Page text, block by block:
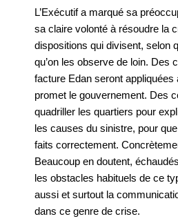
L’Exécutif a marqué sa
sa claire volonté à résoudre la
dispositions qui divisent, selon
qu’on les observe de loin. Des
facture Edan seront
promet le gouvernement. Des
quadriller les quartiers pour
les causes du sinistre, pour
faits correctement.
Beaucoup en doutent,
les obstacles habituels de ce
aussi et surtout la
dans ce genre de crise.